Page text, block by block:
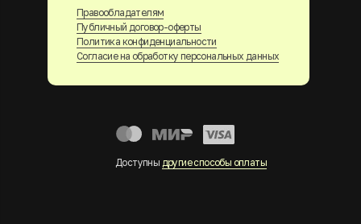
Правообладателям
Публичный договор-оферты
Политика конфиденциальности
Согласие на обработку персональных данных
Доступны другие способы оплаты